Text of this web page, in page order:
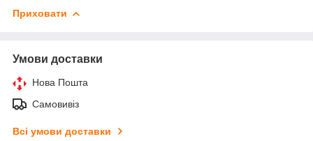
Приховати
Умови доставки
Нова Пошта
Самовивіз
Всі умови доставки